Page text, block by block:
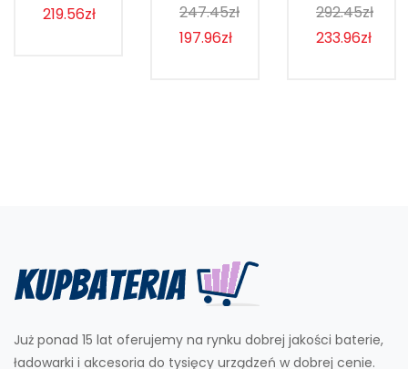
219.56zł
247.45zł
197.96zł
292.45zł
233.96zł
Już ponad 15 lat oferujemy na rynku dobrej jakości baterie,
ładowarki i akcesoria do tysięcy urządzeń w dobrej cenie.